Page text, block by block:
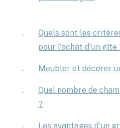
Quels sont les
pour l'achat d'un gîte
Meubler et décorer
Quel nombre de
?
Les avantages d'un